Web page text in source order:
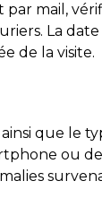
mail,
La
de la visite.
que le
ou